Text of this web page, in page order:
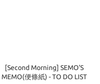
[Second Morning] SEMO'S
MEMO(便條紙) - TO DO LIST